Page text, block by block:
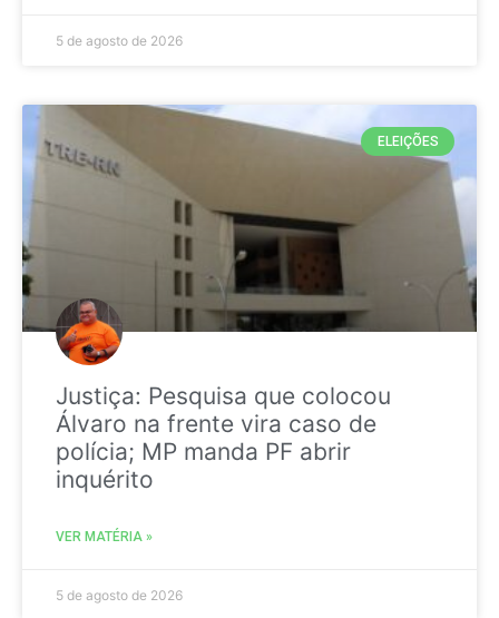
5 de agosto de 2026
ELEIÇÕES
Justiça: Pesquisa que colocou
Álvaro na frente vira caso de
polícia; MP manda PF abrir
inquérito
VER MATÉRIA »
5 de agosto de 2026